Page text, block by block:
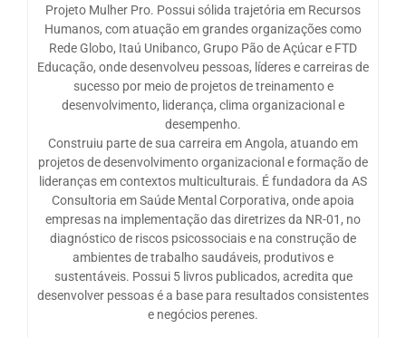
Projeto Mulher Pro. Possui sólida trajetória em Recursos
Humanos, com atuação em grandes organizações como
Rede Globo, Itaú Unibanco, Grupo Pão de Açúcar e FTD
Educação, onde desenvolveu pessoas, líderes e carreiras de
sucesso por meio de projetos de treinamento e
desenvolvimento, liderança, clima organizacional e
desempenho.
Construiu parte de sua carreira em Angola, atuando em
projetos de desenvolvimento organizacional e formação de
lideranças em contextos multiculturais. É fundadora da AS
Consultoria em Saúde Mental Corporativa, onde apoia
empresas na implementação das diretrizes da NR-01, no
diagnóstico de riscos psicossociais e na construção de
ambientes de trabalho saudáveis, produtivos e
sustentáveis. Possui 5 livros publicados, acredita que
desenvolver pessoas é a base para resultados consistentes
e negócios perenes.